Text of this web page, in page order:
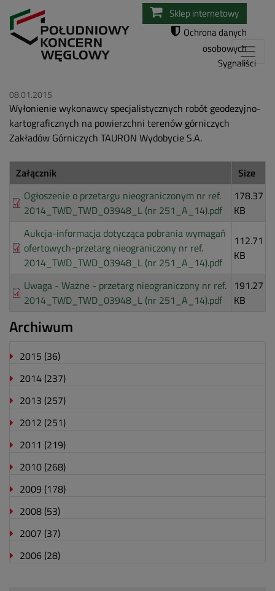
Przejdź
do
Sklep internetowy
Ochrona danych
osobowych
Sygnaliści
08.01.2015
Wyłonienie wykonawcy specjalistycznych robót geodezyjno-
kartograficznych na powierzchni terenów górniczych
Zakładów Górniczych TAURON Wydobycie S.A.
Załącznik
Size
Ogłoszenie o przetargu nieograniczonym nr ref.
2014_TWD_TWD_03948_L (nr 251_A_14).pdf
178.37
KB
Aukcja-informacja dotycząca pobrania wymagań
ofertowych-przetarg nieograniczony nr ref.
2014_TWD_TWD_03948_L (nr 251_A_14).pdf
112.71
KB
Uwaga - Ważne - przetarg nieograniczony nr ref.
2014_TWD_TWD_03948_L (nr 251_A_14).pdf
191.27
KB
Archiwum
2015 (36)
2014 (237)
2013 (257)
2012 (251)
2011 (219)
2010 (268)
2009 (178)
2008 (53)
2007 (37)
2006 (28)